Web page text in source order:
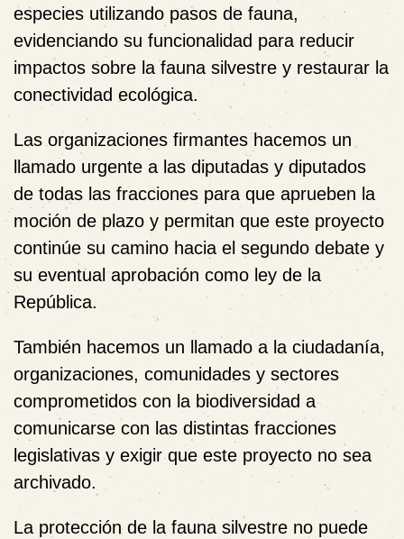
especies utilizando pasos de fauna,
evidenciando su funcionalidad para reducir
impactos sobre la fauna silvestre y restaurar la
conectividad ecológica.
Las organizaciones firmantes hacemos un
llamado urgente a las diputadas y diputados
de todas las fracciones para que aprueben la
moción de plazo y permitan que este proyecto
continúe su camino hacia el segundo debate y
su eventual aprobación como ley de la
República.
También hacemos un llamado a la ciudadanía,
organizaciones, comunidades y sectores
comprometidos con la biodiversidad a
comunicarse con las distintas fracciones
legislativas y exigir que este proyecto no sea
archivado.
La protección de la fauna silvestre no puede